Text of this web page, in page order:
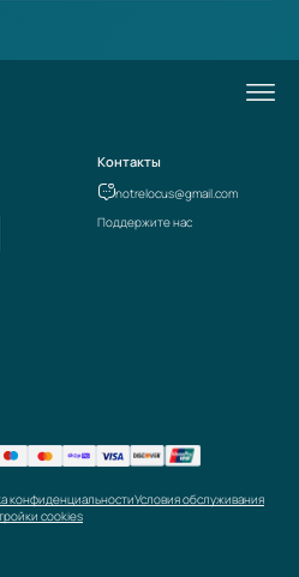
Контакты
notrelocus@gmail.com
Поддержите нас
конфиденциальностиУсловия обслуживания
cookies